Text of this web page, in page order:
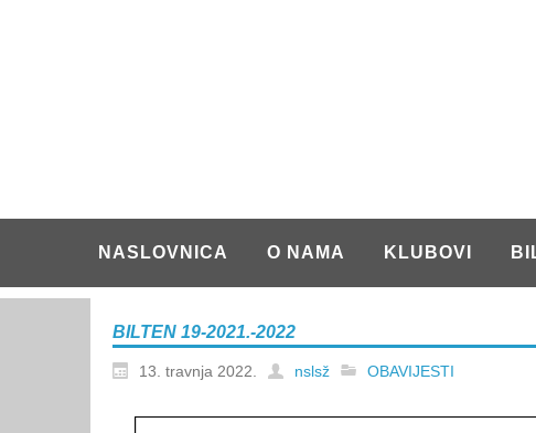
NASLOVNICA O NAMA KLUBOVI
BILTEN 19-2021.-2022
13. travnja 2022. nslsž OBAVIJESTI